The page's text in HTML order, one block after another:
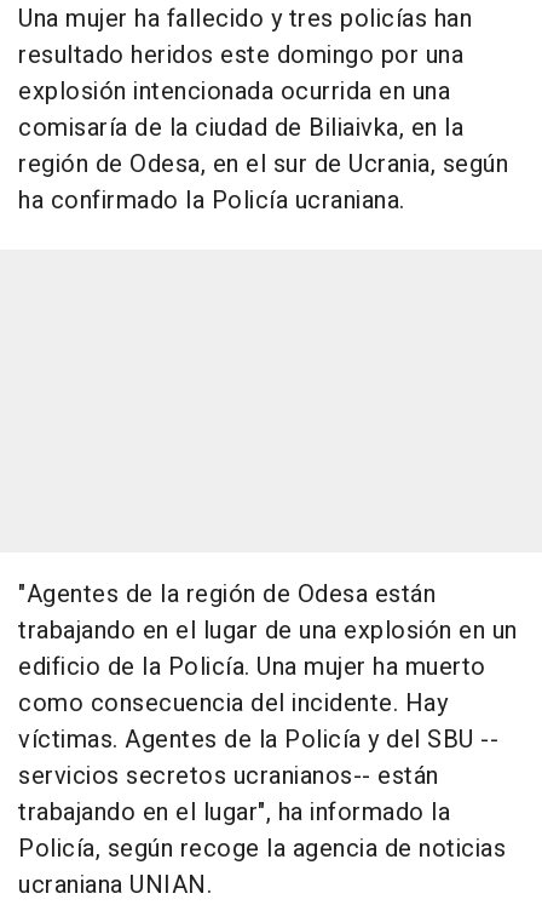
Una mujer ha fallecido y tres policías han
resultado heridos este domingo por una
explosión intencionada ocurrida en una
comisaría de la ciudad de Biliaivka, en la
región de Odesa, en el sur de Ucrania, según
ha confirmado la Policía ucraniana.
"Agentes de la región de Odesa están
trabajando en el lugar de una explosión en un
edificio de la Policía. Una mujer ha muerto
como consecuencia del incidente. Hay
víctimas. Agentes de la Policía y del SBU --
servicios secretos ucranianos-- están
trabajando en el lugar", ha informado la
Policía, según recoge la agencia de noticias
ucraniana UNIAN.